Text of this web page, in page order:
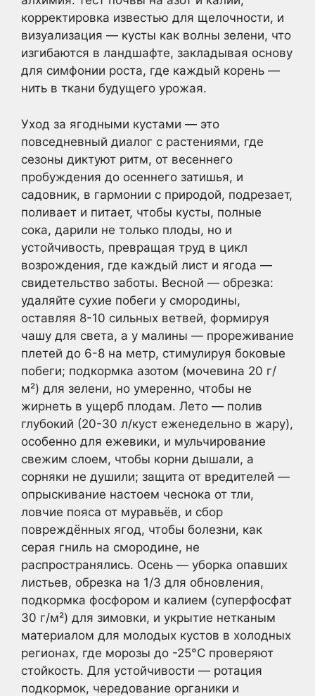
корректировка известью для щелочности, и
визуализация — кусты как волны зелени, что
изгибаются в ландшафте, закладывая основу
для симфонии роста, где каждый корень —
нить в ткани будущего урожая.
Уход за ягодными кустами — это
повседневный диалог с растениями, где
сезоны диктуют ритм, от весеннего
пробуждения до осеннего затишья, и
садовник, в гармонии с природой, подрезает,
поливает и питает, чтобы кусты, полные
сока, дарили не только плоды, но и
устойчивость, превращая труд в цикл
возрождения, где каждый лист и ягода —
свидетельство заботы. Весной — обрезка:
удаляйте сухие побеги у смородины,
оставляя 8-10 сильных ветвей, формируя
чашу для света, а у малины — прореживание
плетей до 6-8 на метр, стимулируя боковые
побеги; подкормка азотом (мочевина 20 г/
м²) для зелени, но умеренно, чтобы не
жирнеть в ущерб плодам. Лето — полив
глубокий (20-30 л/куст еженедельно в жару),
особенно для ежевики, и мульчирование
свежим слоем, чтобы корни дышали, а
сорняки не душили; защита от вредителей —
опрыскивание настоем чеснока от тли,
ловчие пояса от муравьёв, и сбор
повреждённых ягод, чтобы болезни, как
серая гниль на смородине, не
распространялись. Осень — уборка опавших
листьев, обрезка на 1/3 для обновления,
подкормка фосфором и калием (суперфосфат
30 г/м²) для зимовки, и укрытие нетканым
материалом для молодых кустов в холодных
регионах, где морозы до -25°C проверяют
стойкость. Для устойчивости — ротация
подкормок, чередование органики и